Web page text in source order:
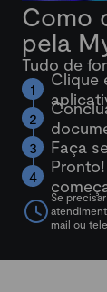
Como
pela
Tudo de
Clique
Faça
Se
mail ou